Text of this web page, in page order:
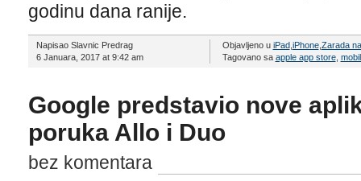
godinu dana ranije.
Napisao Slavnic Predrag
6 Januara, 2017 at 9:42 am
Objavljeno u iPad, iPhone, Zarada
Tagovano sa apple app store,
Google predstavio nove
poruka Allo i Duo
bez komentara